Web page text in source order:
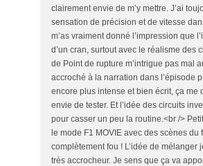
clairement envie de m’y mettre. J’ai
sensation de précision et de vitesse
m’as vraiment donné l’impression que
d’un cran, surtout avec le réalisme des
de Point de rupture m’intrigue pas mal
accroché à la narration dans l’épisode
encore plus intense et bien écrit, ça me
envie de tester. Et l’idée des circuits
pour casser un peu la routine.<br />
le mode F1 MOVIE avec des scènes du
complètement fou ! L’idée de mélanger
très accrocheur. Je sens que ça va